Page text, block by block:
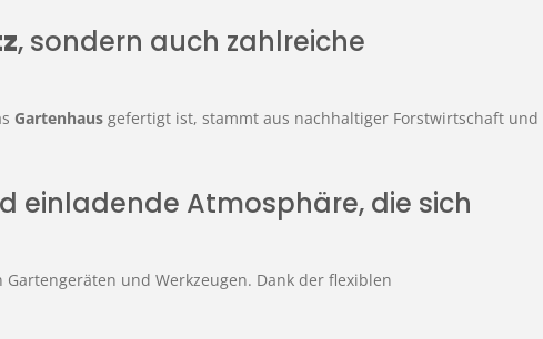
, sondern auch zahlreiche
Gartenhaus gefertigt ist, stammt aus nachhaltiger Forstwirtschaft und
einladende Atmosphäre, die sich
und Werkzeugen. Dank der flexiblen